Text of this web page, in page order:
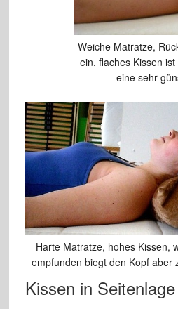
Weiche Matratze,
ein, flaches Kissen
eine sehr
Harte Matratze, hohes Kissen,
empfunden biegt den Kopf aber
Kissen in Seitenlage